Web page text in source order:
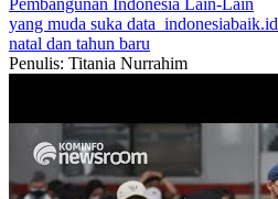
Pembangunan Indonesia
Lain-Lain
yang muda suka data indonesiabaik.id
natal dan tahun baru
Penulis: Titania Nurrahim